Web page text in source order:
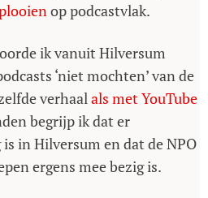
op podcastvlak.
ik vanuit Hilversum
‘niet mochten’ van de
verhaalals met YouTube
begrijp ik dat er
in Hilversum en dat de NPO
ergens mee bezig is.